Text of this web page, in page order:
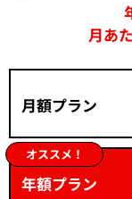
月あ
月額プラン
オススメ！
年額プラン